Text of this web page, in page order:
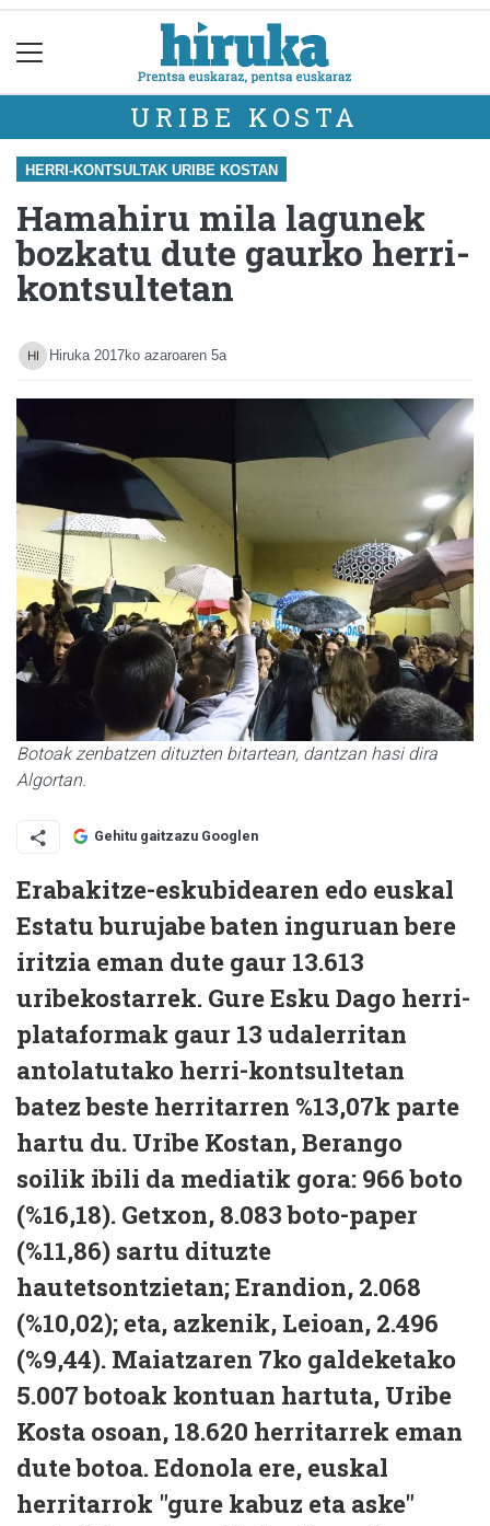
URIBE KOSTA
HERRI-KONTSULTAK URIBE KOSTAN
Hamahiru mila lagunek
bozkatu dute gaurko herri-
kontsultetan
Hiruka 2017ko azaroaren 5a
Botoak zenbatzen dituzten bitartean, dantzan hasi dira
Algortan.
Gehitu gaitzazu Googlen
Erabakitze-eskubidearen edo euskal
Estatu burujabe baten inguruan bere
iritzia eman dute gaur 13.613
uribekostarrek. Gure Esku Dago herri-
plataformak gaur 13 udalerritan
antolatutako herri-kontsultetan
batez beste herritarren %13,07k parte
hartu du. Uribe Kostan, Berango
soilik ibili da mediatik gora: 966 boto
(%16,18). Getxon, 8.083 boto-paper
(%11,86) sartu dituzte
hautetsontzietan; Erandion, 2.068
(%10,02); eta, azkenik, Leioan, 2.496
(%9,44). Maiatzaren 7ko galdeketako
5.007 botoak kontuan hartuta, Uribe
Kosta osoan, 18.620 herritarrek eman
dute botoa. Edonola ere, euskal
herritarrok "gure kabuz eta aske"